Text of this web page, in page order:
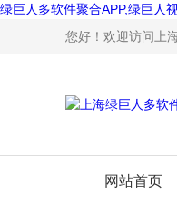
绿巨人多软件聚合APP,绿巨人
您好！欢迎访问
网站首页